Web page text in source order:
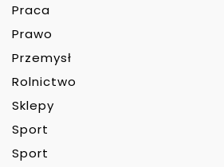
Praca
Prawo
Przemysł
Rolnictwo
Sklepy
Sport
Sport